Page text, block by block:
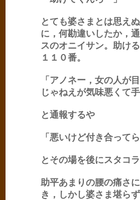
とても婆さまとは思え
に，何勘違いしたか，
スのオニイサン。助け
１１０番。
「アノネー，女の人が
じゃねえが気味悪くて
と通報するや
「悪いけど付き合って
とその場を後にスタコ
助平あまりの腰の痛さ
き，しかし婆さま堪らず